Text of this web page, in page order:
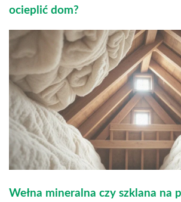
ocieplić dom?
Wełna mineralna czy szklana na